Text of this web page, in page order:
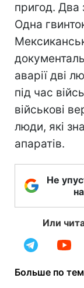
пригод. Два
Одна
аварії дві
під час
військові
люди, які
апаратів.
Не
Или
Больше по